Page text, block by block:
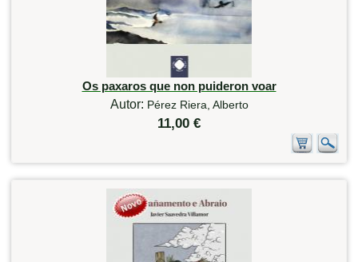
Os paxaros que non puideron voar
Autor: Pérez Riera, Alberto
11,00 €